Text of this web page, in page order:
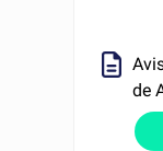
de